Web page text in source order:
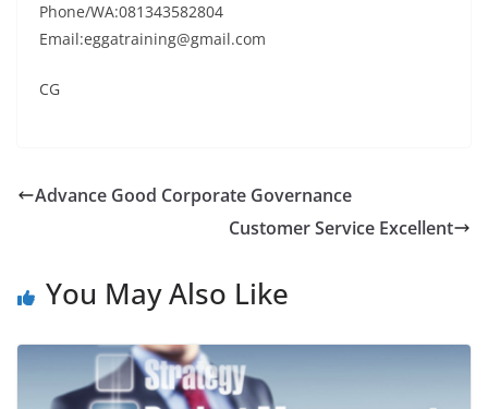
Phone/WA:081343582804
Email:eggatraining@gmail.com
CG
Advance Good Corporate Governance
Customer Service Excellent
You May Also Like